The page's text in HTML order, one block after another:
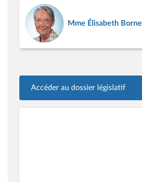
Mme Élisabeth Borne
Accéder au dossier législatif